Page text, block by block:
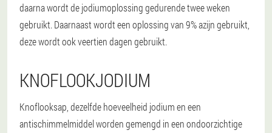
daarna wordt de jodiumoplossing gedurende twee weken
gebruikt. Daarnaast wordt een oplossing van 9% azijn gebruikt,
deze wordt ook veertien dagen gebruikt.
KNOFLOOKJODIUM
Knoflooksap, dezelfde hoeveelheid jodium en een
antischimmelmiddel worden gemengd in een ondoorzichtige